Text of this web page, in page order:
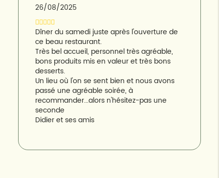
26/08/2025
Dîner du samedi juste après l'ouverture de
ce beau restaurant.
Très bel accueil, personnel très agréable,
bons produits mis en valeur et très bons
desserts.
Un lieu où l'on se sent bien et nous avons
passé une agréable soirée, à
recommander...alors n'hésitez-pas une
seconde
Didier et ses amis